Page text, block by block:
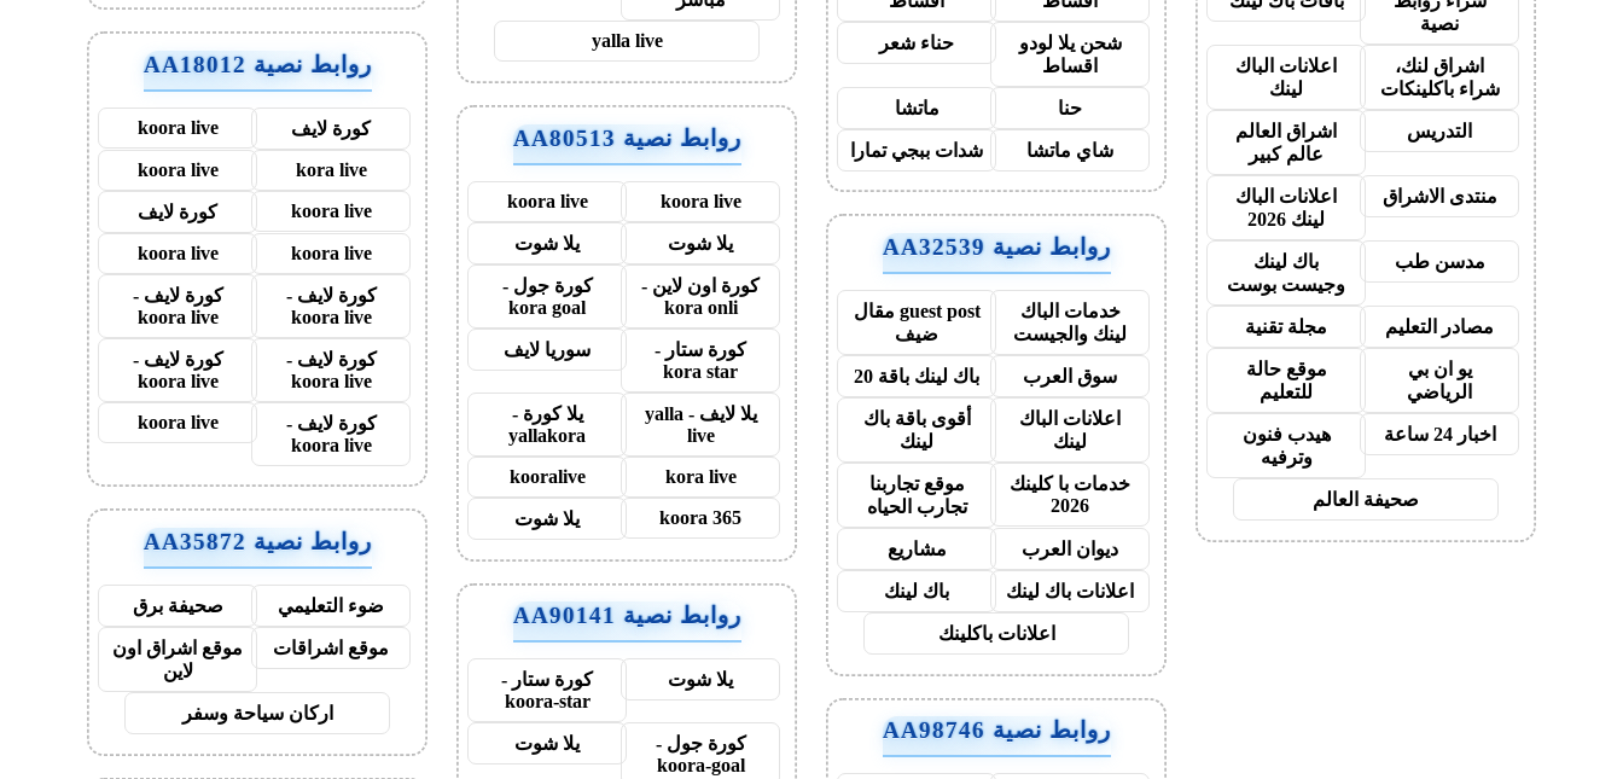
نصية
اشراق لنك،
شراء باكلينكات
اعلانات الباك
لينك
التدريس
اشراق العالم
عالم كبير
منتدى الاشراق
اعلانات الباك
لينك 2026
مدسن طب
باك لينك
وجيست بوست
مصادر التعليم مجلة تقنية
يو ان بي
الرياضي
موقع حالة
للتعليم
اخبار 24 ساعة
هيدب فنون
وترفيه
صحيفة العالم
شحن يلا لودو
اقساط
حناء شعر
حنا ماتشا
شاي ماتشا شدات ببجي تمارا
روابط نصية AA32539
خدمات الباك
لينك والجيست
guest post مقال
ضيف
سوق العرب باك لينك باقة 20
اعلانات الباك
لينك
أقوى باقة باك
لينك
خدمات با كلينك
2026
موقع تجاربنا
تجارب الحياه
ديوان العرب مشاريع
اعلانات باك لينك باك لينك
اعلانات باكلينك
روابط نصية AA98746
yalla live
روابط نصية AA80513
koora live
koora live
يلا شوت يلا شوت
كورة اون لاين -
kora onli
كورة جول -
kora goal
كورة ستار -
kora star
سوريا لايف
يلا لايف - yalla
live
يلا كورة -
yallakora
kora live
kooralive
koora 365
يلا شوت
روابط نصية AA90141
يلا شوت
كورة ستار -
koora-star
كورة جول -
koora-goal
يلا شوت
روابط نصية AA18012
كورة لايف koora live
kora live
koora live
koora live
كورة لايف
koora live
koora live
كورة لايف -
koora live
كورة لايف -
koora live
كورة لايف -
koora live
كورة لايف -
koora live
كورة لايف -
koora live
koora live
روابط نصية AA35872
ضوء التعليمي صحيفة برق
موقع اشراقات
موقع اشراق اون
لاين
اركان سياحة وسفر